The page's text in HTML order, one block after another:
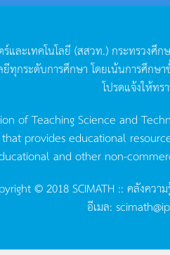
และเทคโนโลยี (สสวท.) กระทรวงศึก
ทุกระดับการศึกษา โดยเน้นการศึกษ
โปรดแจ้งให้ท
of Teaching Science and
provides educational
and other non-
© 2018 SCIMATH :: คลังควา
อีเมล: